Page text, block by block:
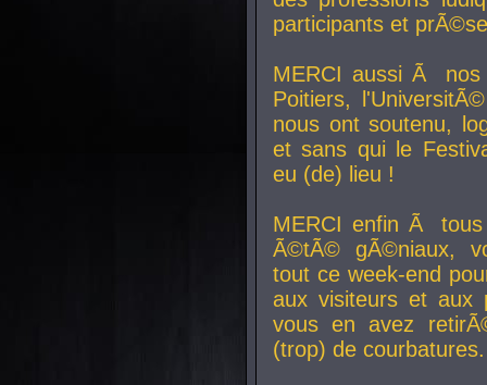
participants et
MERCI aussi Ã nos
Poitiers,
nous ont soutenu,
et sans qui le
eu (de) lieu !
MERCI enfin Ã
Ã©tÃ© gÃ©niaux,
tout ce week-end
aux visiteurs et aux
vous en avez
(trop) de courbatures.